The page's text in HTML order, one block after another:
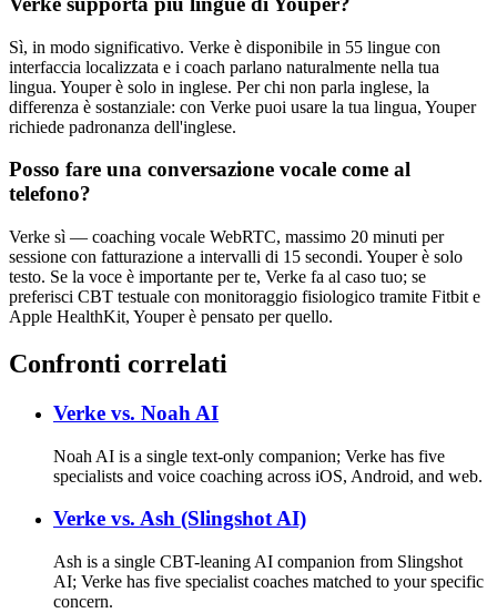
Sì, in modo significativo. Verke è disponibile in 55 lingue con
interfaccia localizzata e i coach parlano naturalmente nella tua
lingua. Youper è solo in inglese. Per chi non parla inglese, la
differenza è sostanziale: con Verke puoi usare la tua lingua, Youper
richiede padronanza dell'inglese.
Posso fare una conversazione vocale come al
telefono?
Verke sì — coaching vocale WebRTC, massimo 20 minuti per
sessione con fatturazione a intervalli di 15 secondi. Youper è solo
testo. Se la voce è importante per te, Verke fa al caso tuo; se
preferisci CBT testuale con monitoraggio fisiologico tramite Fitbit e
Apple HealthKit, Youper è pensato per quello.
Confronti correlati
Verke vs. Noah AI
Noah AI is a single text-only companion; Verke has five
specialists and voice coaching across iOS, Android, and web.
Verke vs. Ash (Slingshot AI)
Ash is a single CBT-leaning AI companion from Slingshot
AI; Verke has five specialist coaches matched to your specific
concern.